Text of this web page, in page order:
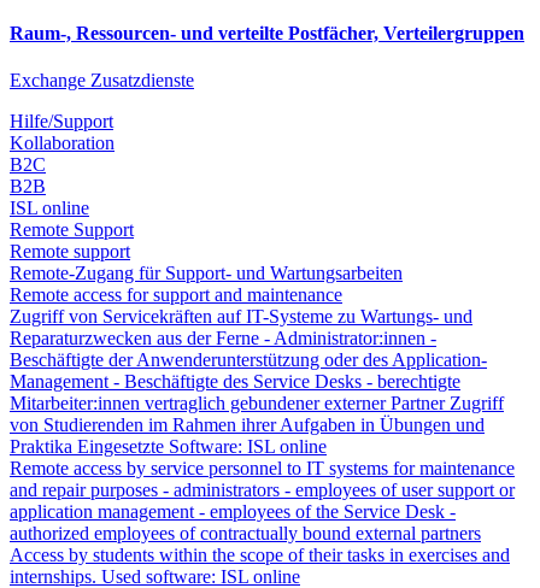
Raum-, Ressourcen- und verteilte Postfächer, Verteilergruppen
Exchange Zusatzdienste
Hilfe/Support
Kollaboration
B2C
B2B
ISL online
Remote Support
Remote support
Remote-Zugang für Support- und Wartungsarbeiten
Remote access for support and maintenance
Zugriff von Servicekräften auf IT-Systeme zu Wartungs- und
Reparaturzwecken aus der Ferne - Administrator:innen -
Beschäftigte der Anwenderunterstützung oder des Application-
Management - Beschäftigte des Service Desks - berechtigte
Mitarbeiter:innen vertraglich gebundener externer Partner Zugriff
von Studierenden im Rahmen ihrer Aufgaben in Übungen und
Praktika Eingesetzte Software: ISL online
Remote access by service personnel to IT systems for maintenance
and repair purposes - administrators - employees of user support or
application management - employees of the Service Desk -
authorized employees of contractually bound external partners
Access by students within the scope of their tasks in exercises and
internships. Used software: ISL online